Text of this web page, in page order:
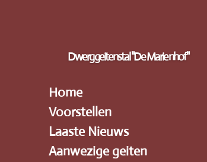
Dwerggeitenstal "De Marienhof"
Home
Voorstellen
Laaste Nieuws
Aanwezige geiten